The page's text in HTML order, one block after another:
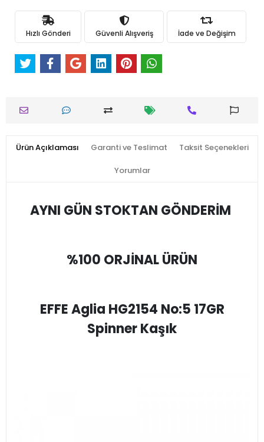
Hızlı Gönderi Güvenli Alışveriş İade ve Değişim
Ürün Açıklaması Garanti ve Teslimat Taksit Seçenekleri
Yorumlar
AYNI GÜN STOKTAN GÖNDERİM
%100 ORJİNAL ÜRÜN
EFFE Aglia HG2154 No:5 17GR
Spinner Kaşık